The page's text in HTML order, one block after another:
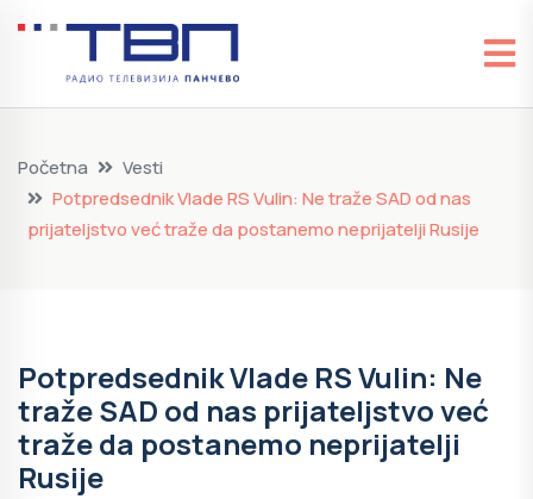
Početna
Vesti
Potpredsednik Vlade RS Vulin: Ne traže SAD od nas
prijateljstvo već traže da postanemo neprijatelji Rusije
Potpredsednik Vlade RS Vulin: Ne
traže SAD od nas prijateljstvo već
traže da postanemo neprijatelji
Rusije